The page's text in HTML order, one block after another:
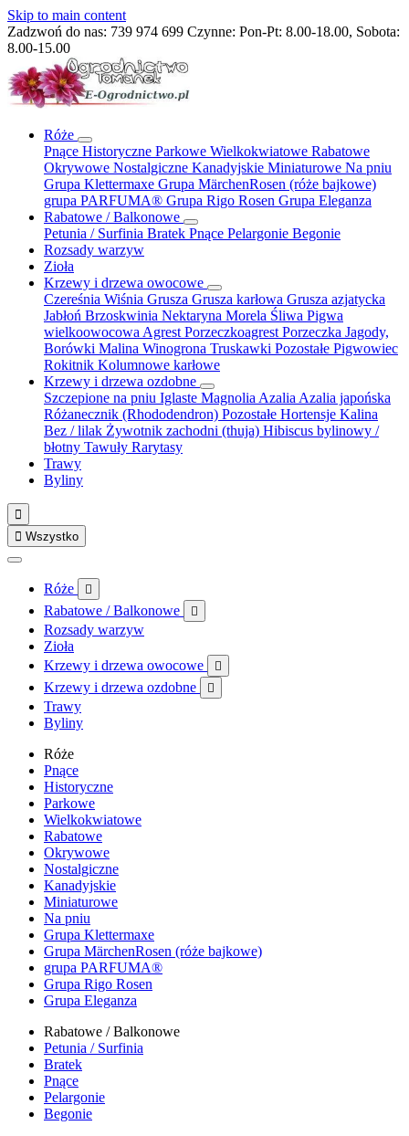
Skip to main content
Zadzwoń do nas: 739 974 699 Czynne: Pon-Pt: 8.00-18.00, Sobota:
8.00-15.00
Róże
Pnące Historyczne Parkowe Wielkokwiatowe Rabatowe
Okrywowe Nostalgiczne Kanadyjskie Miniaturowe Na pniu
Grupa Klettermaxe Grupa MärchenRosen (róże bajkowe)
grupa PARFUMA® Grupa Rigo Rosen Grupa Eleganza
Rabatowe / Balkonowe
Petunia / Surfinia Bratek Pnące Pelargonie Begonie
Rozsady warzyw
Zioła
Krzewy i drzewa owocowe
Czereśnia Wiśnia Grusza Grusza karłowa Grusza azjatycka
Jabłoń Brzoskwinia Nektaryna Morela Śliwa Pigwa
wielkoowocowa Agrest Porzeczkoagrest Porzeczka Jagody,
Borówki Malina Winogrona Truskawki Pozostałe Pigwowiec
Rokitnik Kolumnowe karłowe
Krzewy i drzewa ozdobne
Szczepione na pniu Iglaste Magnolia Azalia Azalia japońska
Różanecznik (Rhododendron) Pozostałe Hortensje Kalina
Bez / lilak Żywotnik zachodni (thuja) Hibiscus bylinowy /
błotny Tawuły Rarytasy
Trawy
Byliny

 Wszystko
Róże 
Rabatowe / Balkonowe 
Rozsady warzyw
Zioła
Krzewy i drzewa owocowe

Krzewy i drzewa ozdobne 
Trawy
Byliny
Róże
Pnące
Historyczne
Parkowe
Wielkokwiatowe
Rabatowe
Okrywowe
Nostalgiczne
Kanadyjskie
Miniaturowe
Na pniu
Grupa Klettermaxe
Grupa MärchenRosen (róże bajkowe)
grupa PARFUMA®
Grupa Rigo Rosen
Grupa Eleganza
Rabatowe / Balkonowe
Petunia / Surfinia
Bratek
Pnące
Pelargonie
Begonie